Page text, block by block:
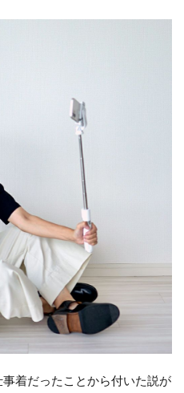
着だったことから付いた説が